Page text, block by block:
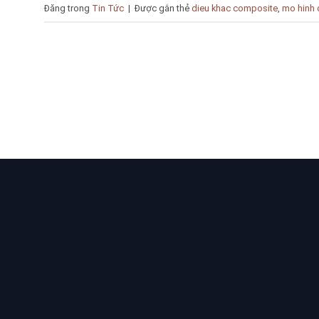
Đăng trong Tin Tức | Được gắn thẻ dieu khac composite mo hinh